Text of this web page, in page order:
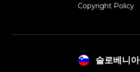
Copyright Policy‎
슬로베니아